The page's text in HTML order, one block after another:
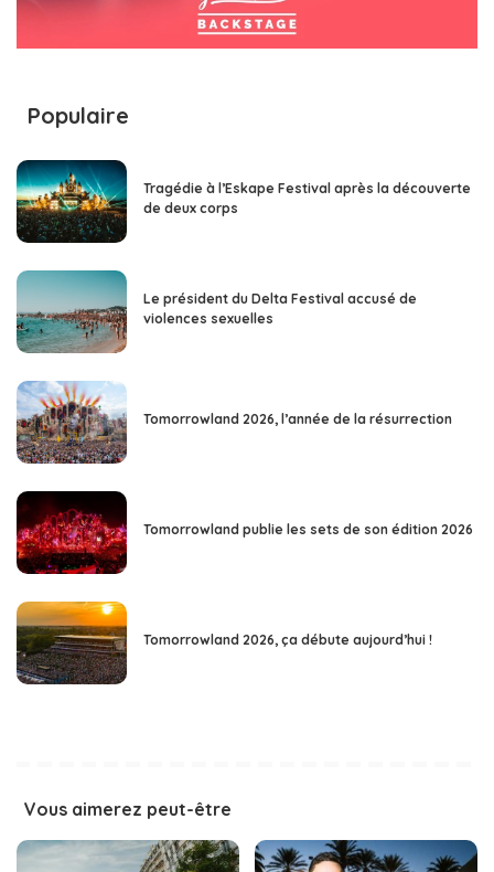
Populaire
Tragédie à l’Eskape Festival après la découverte
de deux corps
Le président du Delta Festival accusé de
violences sexuelles
Tomorrowland 2026, l’année de la résurrection
Tomorrowland publie les sets de son édition 2026
Tomorrowland 2026, ça débute aujourd’hui !
Vous aimerez peut-être